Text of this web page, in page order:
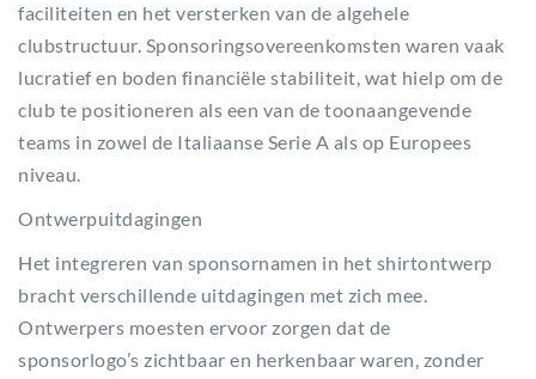
faciliteiten en het versterken van de algehele
clubstructuur. Sponsoringsovereenkomsten waren vaak
lucratief en boden financiële stabiliteit, wat hielp om de
club te positioneren als een van de toonaangevende
teams in zowel de Italiaanse Serie A als op Europees
niveau.
Ontwerpuitdagingen
Het integreren van sponsornamen in het shirtontwerp
bracht verschillende uitdagingen met zich mee.
Ontwerpers moesten ervoor zorgen dat de
sponsorlogo’s zichtbaar en herkenbaar waren, zonder